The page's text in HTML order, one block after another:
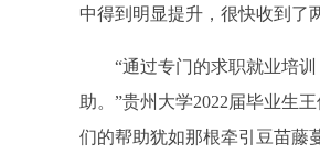
中得到明显提升，很快收到了
“通过专门的求职就业培训
助。”贵州大学2022届毕业生
们的帮助犹如那根牵引豆苗藤